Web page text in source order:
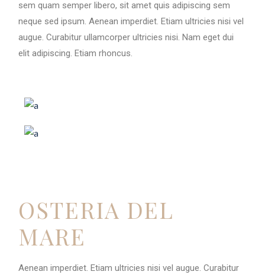
sem quam semper libero, sit amet quis adipiscing sem
neque sed ipsum. Aenean imperdiet. Etiam ultricies nisi vel
augue. Curabitur ullamcorper ultricies nisi. Nam eget dui
elit adipiscing. Etiam rhoncus.
OSTERIA DEL
MARE
Aenean imperdiet. Etiam ultricies nisi vel augue. Curabitur